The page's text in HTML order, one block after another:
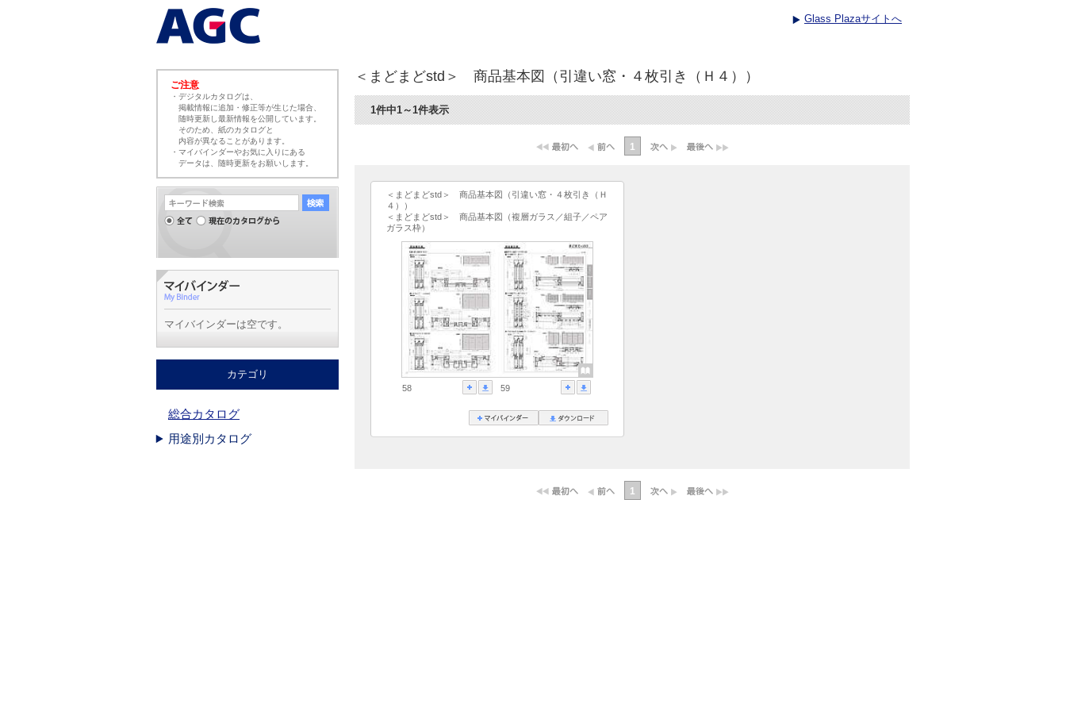
Glass Plazaサイトへ
＜まどまどstd＞ 商品基本図（引違い窓・４枚引き（Ｈ４））
1件中1～1件表示
1
＜まどまどstd＞ 商品基本図（引違い窓・４枚引き（Ｈ
４））
＜まどまどstd＞ 商品基本図（複層ガラス／組子／ペア
ガラス枠）
58 59
1
ご注意
・デジタルカタログは、
掲載情報に追加・修正等が生じた場合、
随時更新し最新情報を公開しています。
そのため、紙のカタログと
内容が異なることがあります。
・マイバインダーやお気に入りにある
データは、随時更新をお願いします。
マイバインダーは空です。
カテゴリ
総合カタログ
用途別カタログ